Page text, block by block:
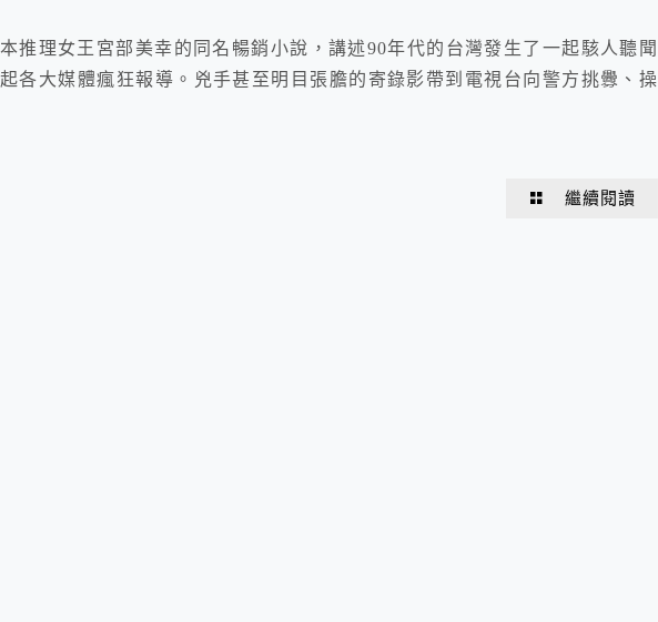
推理女王宮部美幸的同名暢銷小說，講述90年代的台灣發生了一起駭人聽聞
各大媒體瘋狂報導。兇手甚至明目張膽的寄錄影帶到電視台向警方挑釁、操
繼續閱讀